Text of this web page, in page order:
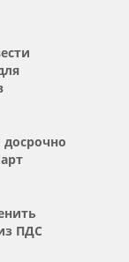
ПДС